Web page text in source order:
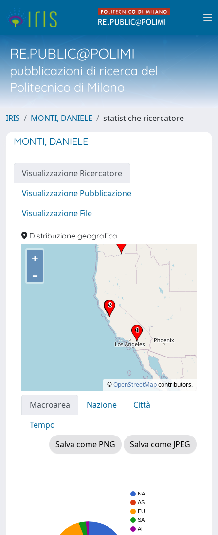
RE.PUBLIC@POLIMI
pubblicazioni di ricerca del
Politecnico di Milano
IRIS MONTI, DANIELE statistiche ricercatore
MONTI, DANIELE
Visualizzazione Ricercatore
Visualizzazione Pubblicazione
Visualizzazione File
Distribuzione geografica
+
–
©OpenStreetMapcontributors.
Macroarea Nazione
Città
Tempo
Salva come PNG
Salva come JPEG
NA
AS
EU
SA
AF